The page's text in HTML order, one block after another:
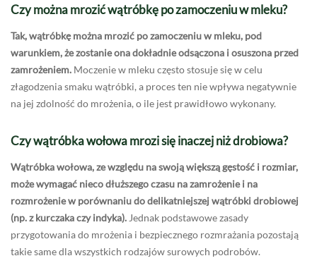
Czy można mrozić wątróbkę po zamoczeniu w mleku?
Tak, wątróbkę można mrozić po zamoczeniu w mleku, pod
warunkiem, że zostanie ona dokładnie odsączona i osuszona przed
zamrożeniem. Moczenie w mleku często stosuje się w celu
złagodzenia smaku wątróbki, a proces ten nie wpływa negatywnie
na jej zdolność do mrożenia, o ile jest prawidłowo wykonany.
Czy wątróbka wołowa mrozi się inaczej niż drobiowa?
Wątróbka wołowa, ze względu na swoją większą gęstość i rozmiar,
może wymagać nieco dłuższego czasu na zamrożenie i na
rozmrożenie w porównaniu do delikatniejszej wątróbki drobiowej
(np. z kurczaka czy indyka). Jednak podstawowe zasady
przygotowania do mrożenia i bezpiecznego rozmrażania pozostają
takie same dla wszystkich rodzajów surowych podrobów.